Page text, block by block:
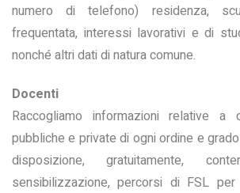
numero di telefono) residenza,
frequentata, interessi lavorativi e di
nonché altri dati di natura comune.
Docenti
Raccogliamo informazioni relative a
pubbliche e private di ogni ordine e
disposizione, gratuitamente,
sensibilizzazione, percorsi di FSL